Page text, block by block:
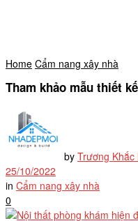
Home Cẩm nang xây nhà
Tham khảo mẫu thiết
by Trương Khắc
25/10/2022
in Cẩm nang xây nhà
0